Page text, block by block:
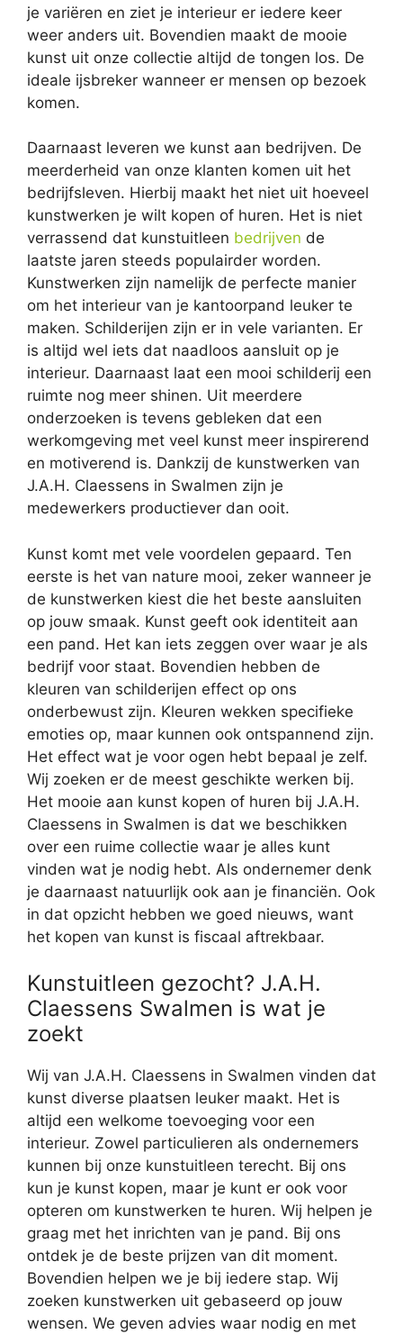
je variëren en ziet je interieur er iedere keer
weer anders uit. Bovendien maakt de mooie
kunst uit onze collectie altijd de tongen los. De
ideale ijsbreker wanneer er mensen op bezoek
komen.
Daarnaast leveren we kunst aan bedrijven. De
meerderheid van onze klanten komen uit het
bedrijfsleven. Hierbij maakt het niet uit hoeveel
kunstwerken je wilt kopen of huren. Het is niet
verrassend dat kunstuitleen bedrijven de
laatste jaren steeds populairder worden.
Kunstwerken zijn namelijk de perfecte manier
om het interieur van je kantoorpand leuker te
maken. Schilderijen zijn er in vele varianten. Er
is altijd wel iets dat naadloos aansluit op je
interieur. Daarnaast laat een mooi schilderij een
ruimte nog meer shinen. Uit meerdere
onderzoeken is tevens gebleken dat een
werkomgeving met veel kunst meer inspirerend
en motiverend is. Dankzij de kunstwerken van
J.A.H. Claessens in Swalmen zijn je
medewerkers productiever dan ooit.
Kunst komt met vele voordelen gepaard. Ten
eerste is het van nature mooi, zeker wanneer je
de kunstwerken kiest die het beste aansluiten
op jouw smaak. Kunst geeft ook identiteit aan
een pand. Het kan iets zeggen over waar je als
bedrijf voor staat. Bovendien hebben de
kleuren van schilderijen effect op ons
onderbewust zijn. Kleuren wekken specifieke
emoties op, maar kunnen ook ontspannend zijn.
Het effect wat je voor ogen hebt bepaal je zelf.
Wij zoeken er de meest geschikte werken bij.
Het mooie aan kunst kopen of huren bij J.A.H.
Claessens in Swalmen is dat we beschikken
over een ruime collectie waar je alles kunt
vinden wat je nodig hebt. Als ondernemer denk
je daarnaast natuurlijk ook aan je financiën. Ook
in dat opzicht hebben we goed nieuws, want
het kopen van kunst is fiscaal aftrekbaar.
Kunstuitleen gezocht? J.A.H.
Claessens Swalmen is wat je
zoekt
Wij van J.A.H. Claessens in Swalmen vinden dat
kunst diverse plaatsen leuker maakt. Het is
altijd een welkome toevoeging voor een
interieur. Zowel particulieren als ondernemers
kunnen bij onze kunstuitleen terecht. Bij ons
kun je kunst kopen, maar je kunt er ook voor
opteren om kunstwerken te huren. Wij helpen je
graag met het inrichten van je pand. Bij ons
ontdek je de beste prijzen van dit moment.
Bovendien helpen we je bij iedere stap. Wij
zoeken kunstwerken uit gebaseerd op jouw
wensen. We geven advies waar nodig en met